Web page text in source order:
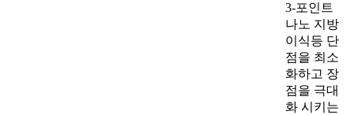
3-포인트
나노 지방
이식등 단
점을 최소
화하고 장
점을 극대
화 시키는